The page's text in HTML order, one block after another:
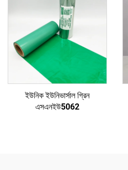
ইউনিক ইউনিভার্সাল গ্রিন
এসএনইউ5062